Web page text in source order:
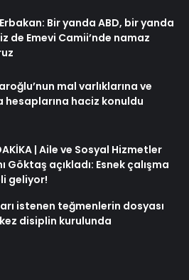
Bir yanda ABD, bir yanda
de Emevi Camii’nde namaz
mal varlıklarına ve
hesaplarına haciz konuldu
| Aile ve Sosyal Hizmetler
Göktaş açıkladı: Esnek çalışma
geliyor!
istenen teğmenlerin dosyası
disiplin kurulunda